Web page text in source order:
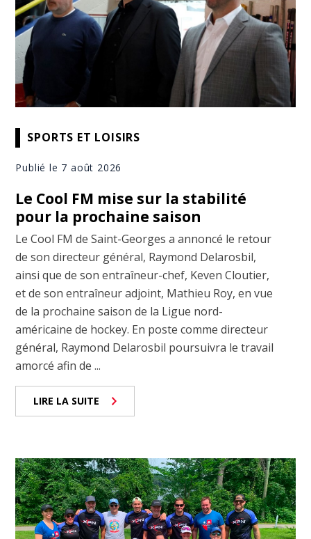
SPORTS ET LOISIRS
Publié le 7 août 2026
Le Cool FM mise sur la stabilité
pour la prochaine saison
Le Cool FM de Saint-Georges a annoncé le retour
de son directeur général, Raymond Delarosbil,
ainsi que de son entraîneur-chef, Keven Cloutier,
et de son entraîneur adjoint, Mathieu Roy, en vue
de la prochaine saison de la Ligue nord-
américaine de hockey. En poste comme directeur
général, Raymond Delarosbil poursuivra le travail
amorcé afin de ...
LIRE LA SUITE